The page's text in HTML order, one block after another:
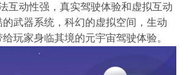
互动性强，真实驾驶体验和虚拟互动
武器系统，科幻的虚拟空间，生动
玩家身临其境的元宇宙驾驶体验。